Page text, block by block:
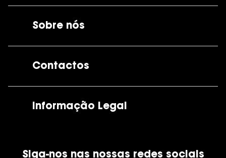
Sobre nós
Contactos
Informação Legal
Política de Cookies
Siga-nos nas nossas redes sociais